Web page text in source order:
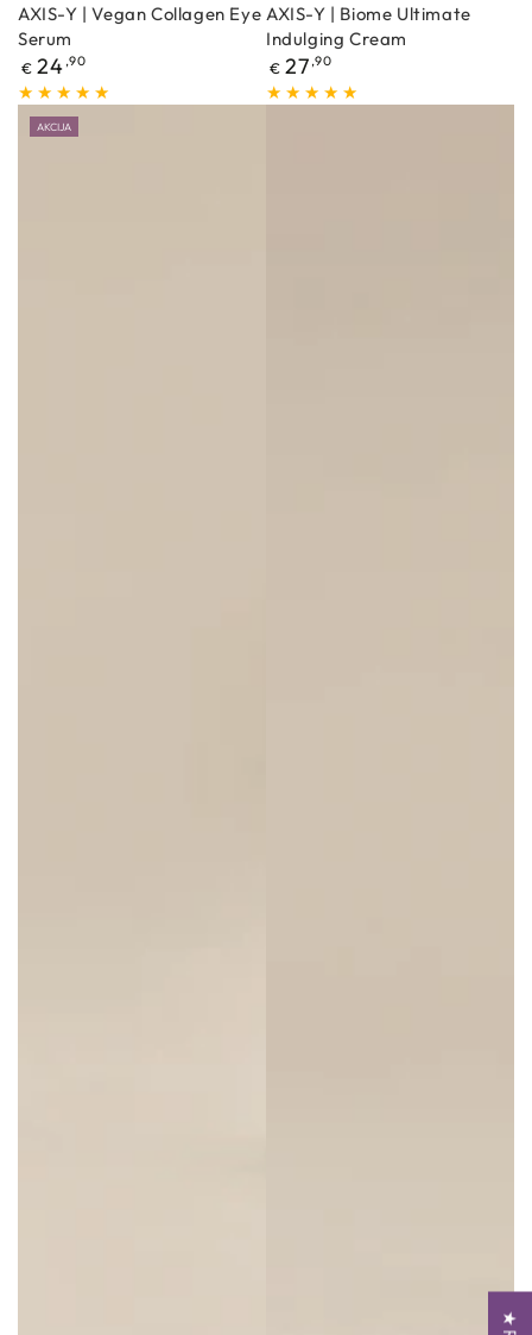
AXIS-Y | Vegan Collagen Eye
Serum
Redovna
cijena
€ 24 ,90
AXIS-Y | Biome Ultimate
Indulging Cream
Redovna
cijena
€ 27 ,90
AKCIJA